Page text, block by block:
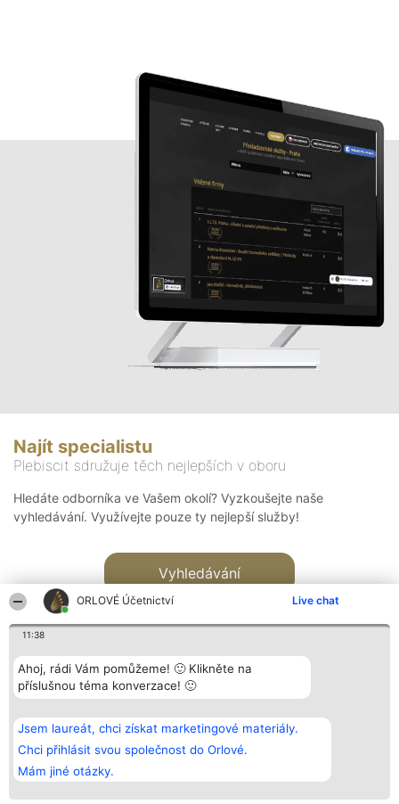
ORLOVÉ Účetnictví Live chat
11:38
Ahoj, rádi Vám pomůžeme! 🙂 Klikněte na
příslušnou téma konverzace! 🙂
Jsem laureát, chci získat marketingové materiály.
Chci přihlásit svou společnost do Orlové.
Mám jiné otázky.
Najít specialistu
Plebiscit sdružuje těch nejlepších v oboru
Hledáte odborníka ve Vašem okolí? Vyzkoušejte naše
vyhledávání. Využívejte pouze ty nejlepší služby!
Vyhledávání
Bright Side Solutions sp. z o.
o. sp. k.
ul. Ruska 22
Wrocław 50-079
KRS 0000749100 | Regon
381313360 | NIP 8943132676
Vítězové
Seznam všech
laureátů
Zásady
Zásady
Kontakt